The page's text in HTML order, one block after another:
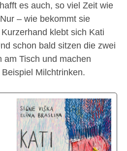
es auch, so viel Zeit wie
– wie bekommt sie
klebt sich Kati
schon bald sitzen die zwei
am Tisch und machen
Milchtrinken.